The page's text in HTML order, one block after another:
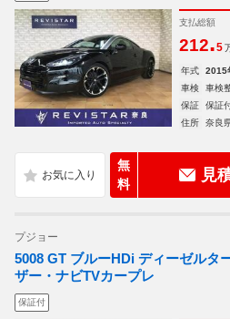
支払総額
212.5
年式 2015
車検
車検
保証
保証
住所
奈良
無
料
見
プジョー
5008 GT ブルーHDi ディーゼルタ
ザー・ナビTVカープレ
保証付